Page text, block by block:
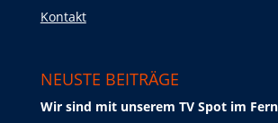
Kontakt
NEUSTE BEITRÄGE
Wir sind mit unserem TV Spot im